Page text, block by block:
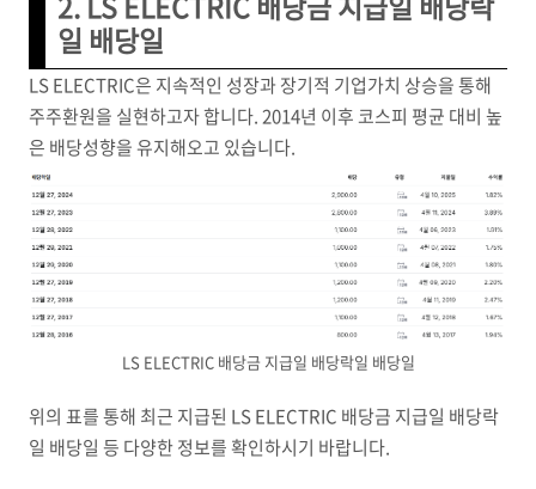
일 배당일
LS ELECTRIC은 지속적인 성장과 장기적 기업가치 상승을 통해
주주환원을 실현하고자 합니다. 2014년 이후 코스피 평균 대비 높
은 배당성향을 유지해오고 있습니다.
LS ELECTRIC 배당금 지급일 배당락일 배당일
위의 표를 통해 최근 지급된 LS ELECTRIC 배당금 지급일 배당락
일 배당일 등 다양한 정보를 확인하시기 바랍니다.